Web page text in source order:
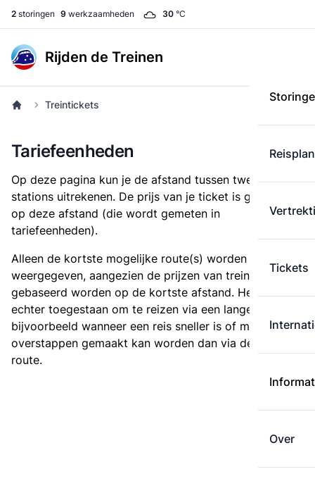
2 storingen 9 werkzaamheden 30 °C
Rijden de Treinen
Tickets
Over
Treintickets
Tariefeenheden
Op deze pagina kun je de afstand tussen twee
stations uitrekenen. De prijs van je ticket is gebaseerd
op deze afstand (die wordt gemeten in
tariefeenheden).
Alleen de kortste mogelijke route(s) worden
weergegeven, aangezien de prijzen van treintickets
gebaseerd worden op de kortste afstand. Het is
echter toegestaan om te reizen via een langere route,
bijvoorbeeld wanneer een reis sneller is of met minder
overstappen gemaakt kan worden dan via de kortste
route.